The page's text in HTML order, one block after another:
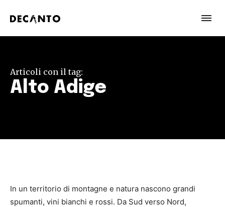
Articoli con il tag:
Alto Adige
In un territorio di montagne e natura nascono grandi
spumanti, vini bianchi e rossi. Da Sud verso Nord,